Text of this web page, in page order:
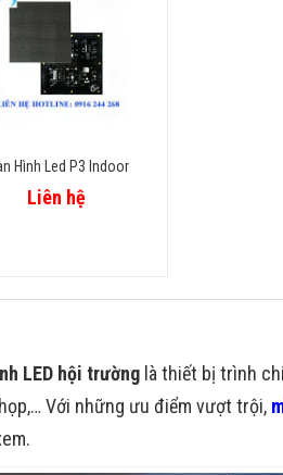
Hình Led P3 Indoor
Liên hệ
LED hội trường là thiết bị trình
Với những ưu điểm vượt trội,